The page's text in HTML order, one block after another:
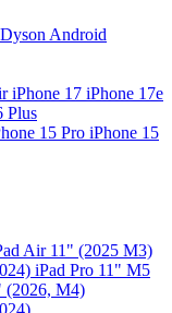
Dyson Android
iPhone 17 iPhone 17e
Plus
15 Pro iPhone 15
Air 11" (2025 M3)
iPad Pro 11" M5
(2026, M4)